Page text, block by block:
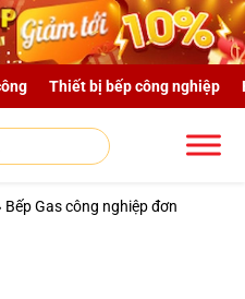
Thiết bị bếp công nghiệp
Bếp Gas công nghiệp đơn